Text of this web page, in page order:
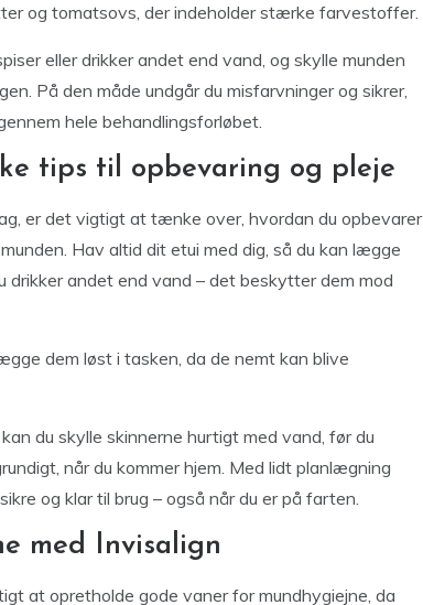
og tomatsovs, der indeholder stærke farvestoffer.
eller drikker andet end vand, og skylle munden
På den måde undgår du misfarvninger og sikrer,
hele behandlingsforløbet.
tips til opbevaring og pleje
er det vigtigt at tænke over, hvordan du opbevarer
Hav altid dit etui med dig, så du kan lægge
andet end vand – det beskytter dem mod
dem løst i tasken, da de nemt kan blive
du skylle skinnerne hurtigt med vand, før du
når du kommer hjem. Med lidt planlægning
og klar til brug – også når du er på farten.
med Invisalign
at opretholde gode vaner for mundhygiejne, da